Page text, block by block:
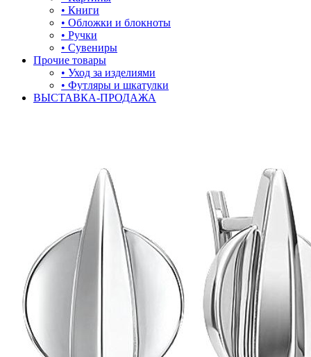
один камень
под гравировку
подкова
растительный мир
рыбки
самолёт
сердце
слова
• Книги
• Обложки и блокноты
• Ручки
• Сувениры
Прочие товары
• Уход за изделиями
• Футляры и шкатулки
ВЫСТАВКА-ПРОДАЖА